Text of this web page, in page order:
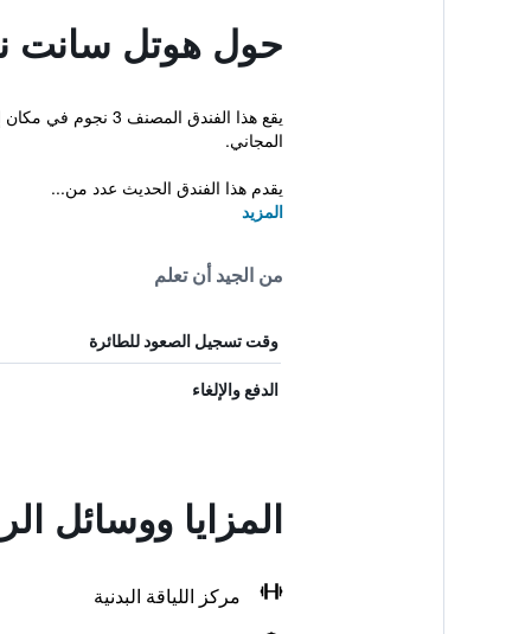
حول هوتل سانت
يقع هذا الفندق
المجاني.
يقدم هذا الفندق الحديث عدد من...
المزيد
من الجيد أن تعلم
وقت تسجيل الصعود للطائرة
الدفع والإلغاء
المزايا ووسائل
مركز اللياقة البدنية